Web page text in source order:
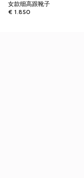
女款细高跟靴子
€ 1.850